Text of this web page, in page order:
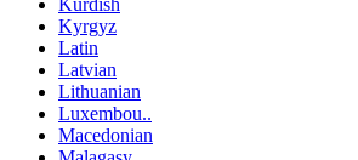
Kurdish
Kyrgyz
Latin
Latvian
Lithuanian
Luxembou..
Macedonian